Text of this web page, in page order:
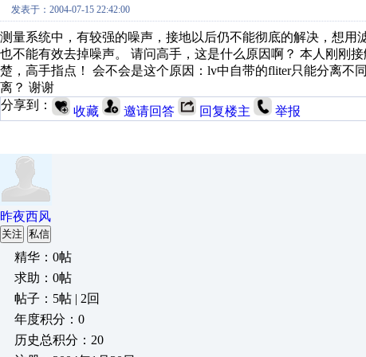
发表于：2004-07-15 22:42:00
测量系统中，有较强的噪声，接地以后仍不能彻底的解决，想用
也不能有效去掉噪声。 请问高手，这是什么原因啊？ 本人刚刚
楚，高手指点！ 会不会是这个原因：lv中自带的fliter只能分离不
离？ 谢谢
分享到：
收藏 邀请回答 回复楼主 举报
昨夜西风
关注 私信
精华：0帖
求助：0帖
帖子：5帖 | 2回
年度积分：0
历史总积分：20